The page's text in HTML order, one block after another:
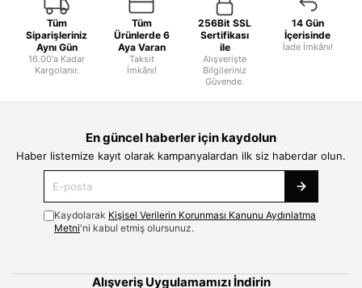
Tüm
Siparişleriniz
Aynı Gün
16.00'a Kadar
Kargolanır.
Tüm
Ürünlerde 6
Aya Varan
Taksit
İmkânı!
256Bit SSL
Sertifikası
ile
Alışverişte
Bilgileriniz
Güvende.
14 Gün
İçerisinde
İade İmkânı!
En güncel haberler için kaydolun
Haber listemize kayıt olarak kampanyalardan ilk siz haberdar olun.
Kaydolarak Kişisel Verilerin Korunması Kanunu Aydınlatma
Metni'ni kabul etmiş olursunuz.
Alışveriş Uygulamamızı İndirin